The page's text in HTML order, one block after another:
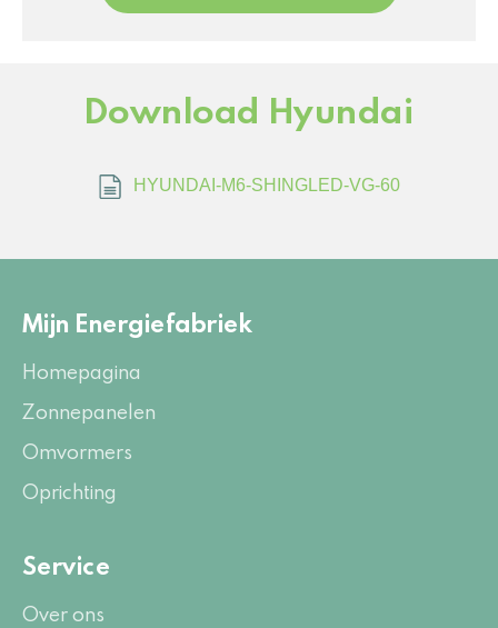
Download Hyundai
HYUNDAI-M6-SHINGLED-VG-60
Mijn Energiefabriek
Homepagina
Zonnepanelen
Omvormers
Oprichting
Service
Over ons